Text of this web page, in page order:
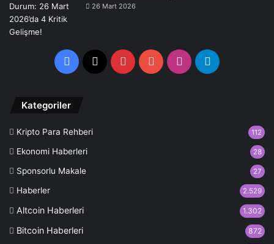
26 Mart 2026
Facebook PinterestYouTubeInstagramTelegram
Kategoriler
Kripto Para Rehberi 112
Ekonomi Haberleri 28
Sponsorlu Makale 27
Haberler 2.529
Altcoin Haberleri 1.302
Bitcoin Haberleri 872